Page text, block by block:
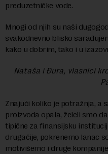
preduzetničke vode.
Mnogi od njih su naši
svakodnevno blisko
kako u dobrim, tako i u
Nataša i Đura, vlasnici
Znajući koliko je potražnja, a
proizvoda opala, želeli smo
tipične za finansijsku
drugačije, pokrenemo lanac
motivišemo i druge